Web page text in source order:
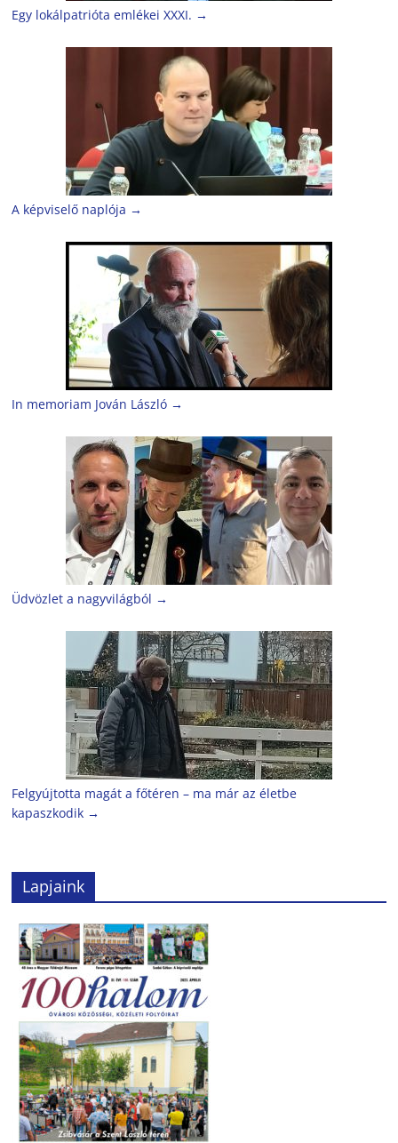
Egy lokálpatrióta emlékei XXXI. →
A képviselő naplója →
In memoriam Jován László →
Üdvözlet a nagyvilágból →
Felgyújtotta magát a főtéren – ma már az életbe
kapaszkodik →
Lapjaink